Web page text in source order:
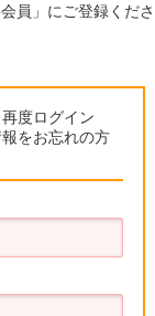
員」にご登録くださ
度ログイン
をお忘れの方